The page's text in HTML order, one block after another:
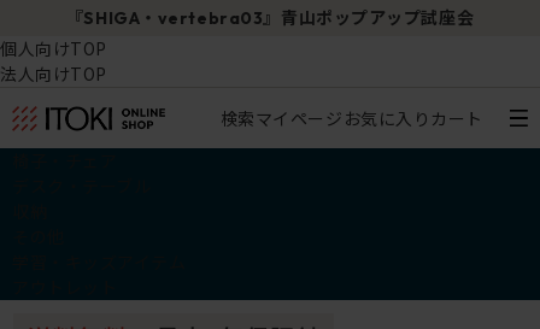
『SHIGA・vertebra03』青山ポップアップ試座会
個人向けTOP
法人向けTOP
検索マイページ お気に入り カート